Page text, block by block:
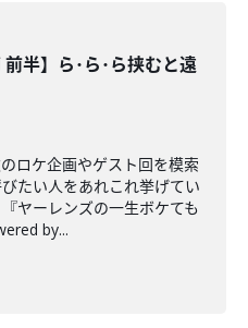
前半】ら･ら･ら挟むと遠
ロケ企画やゲスト回を模索
たい人をあれこれ挙げてい
ヤーレンズの一生ボケても
by...